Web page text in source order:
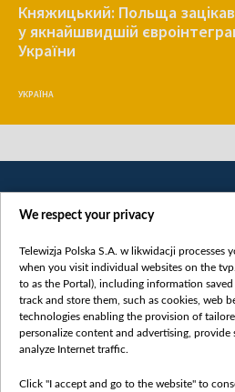
Княжицький: Польща
у якнайшвидшій
України
УКРАЇНА
Категорії
Новини
Докладно
We respect your privacy
Telewizja Polska S.A. w likwidacji processes
when you visit individual websites on the
to as the Portal), including information
track and store them, such as cookies, web
technologies enabling the provision of
personalize content and advertising, provide
analyze Internet traffic.
Click "I accept and go to the website" to